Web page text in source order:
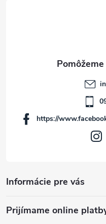
Informácie pre vás
https://
Prijímame online